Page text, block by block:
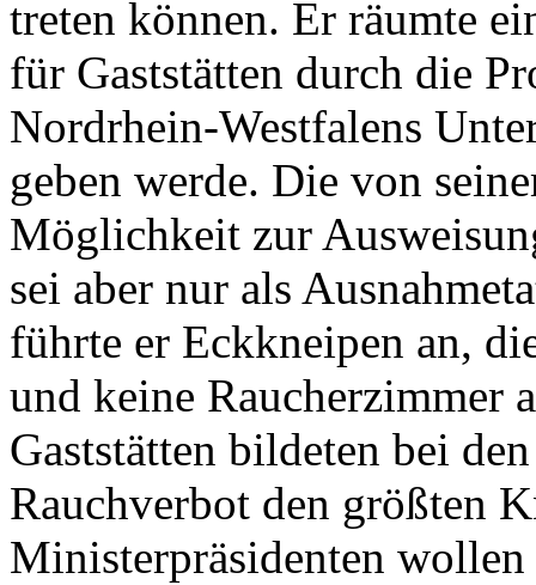
treten können. Er räumte
für Gaststätten durch die
Nordrhein-Westfalens
geben werde. Die von
Möglichkeit zur
sei aber nur als
führte er Eckkneipen an,
und keine Raucherzimmer
Gaststätten bildeten bei
Rauchverbot den größten
Ministerpräsidenten